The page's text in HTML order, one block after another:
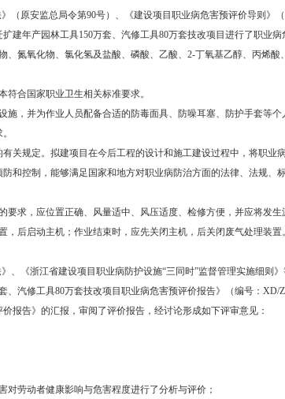
原安监总局令第90号）、《建设项目职业病危害预评价导则》
建年产园林工具150万套、汽修工具80万套技改项目进行了职业病
、氮氧化物、氯化氢及盐酸、磷酸、乙酸、2-丁氧基乙醇、丙烯
符合国家职业卫生相关标准要求。
，并为作业人员配备合适的防毒面具、防噪耳塞、防护手套等
关规定。拟建项目在今后工程的设计和施工建设过程中，将职业
控制，能够满足国家和地方对职业病防治方面的法律、法规、标
要求，应位置正确、风量适中、风压适度、检修方便，并应将发生
后启动主机；作业结束时，应先关闭主机，后关闭废气处理装置。
《浙江省建设项目职业病防护设施“三同时”监督管理实施细则
汽修工具80万套技改项目职业病危害预评价报告》（编号：XD/
报告》的汇报，审阅了评价报告，经讨论形成如下评审意见：
劳动者健康影响与危害程度进行了分析与评价；